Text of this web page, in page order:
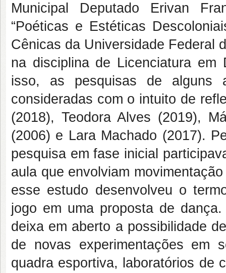
Municipal Deputado Erivan
“Poéticas e Estéticas
Cênicas da Universidade Federal
na disciplina de Licenciatura em
isso, as pesquisas de alguns
consideradas com o intuito de
(2018), Teodora Alves (2019),
(2006) e Lara Machado (2017).
pesquisa em fase inicial
aula que envolviam
esse estudo desenvolveu o
jogo em uma proposta de
deixa em aberto a possibilidade
de novas experimentações em
quadra esportiva, laboratórios de